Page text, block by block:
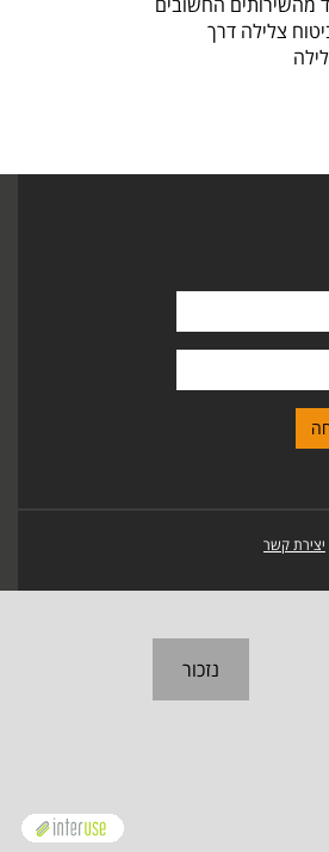
מהשירותים החשובים
צלילה דרך
יצירת קשר
נזכור